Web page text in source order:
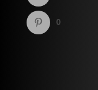
0